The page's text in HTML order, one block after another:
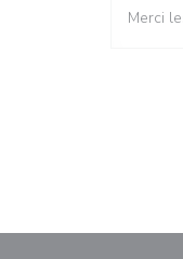
Merci